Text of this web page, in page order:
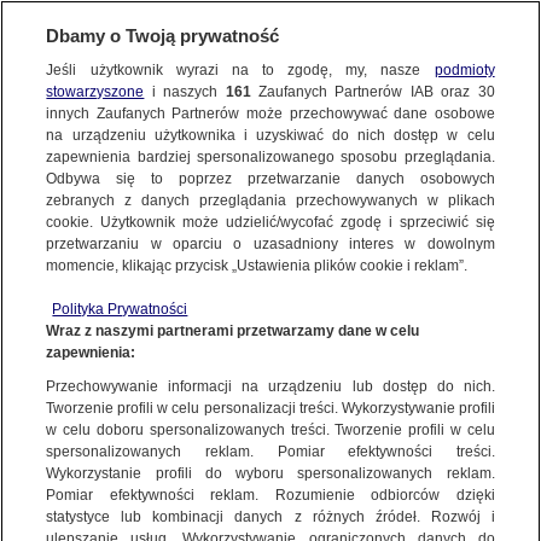
TVN24 | WYBORY DO EUROPARLAMENTU 2024
Szef PKW o przebiegu wyborów
NAJNOWSZE
FAKTY
TVN24 GO
POLSKA
ŚWIAT
miasta:
WARSZAWA
Dzień dobry!
Jedno konto do wszystkich usług
Dbamy o Twoją prywatność
Jeśli użytkownik wyrazi na to zgodę, my, nasze podmioty
stowarzyszone i naszych 161Zaufanych Partnerów IAB oraz 30
innych Zaufanych Partnerów może przechowywać dane osobowe
na urządzeniu użytkownika i uzyskiwać do nich dostęp w celu
zapewnienia bardziej spersonalizowanego sposobu przeglądania.
Odbywa się to poprzez przetwarzanie danych osobowych
zebranych z danych przeglądania przechowywanych w plikach
cookie. Użytkownik może udzielić/wycofać zgodę i sprzeciwić się
przetwarzaniu w oparciu o uzasadniony interes w dowolnym
momencie, klikając przycisk „Ustawienia plików cookie i reklam”.
Polityka Prywatności
Wraz z naszymi partnerami przetwarzamy dane w celu
zapewnienia:
Przechowywanie informacji na urządzeniu lub dostęp do nich.
Tworzenie profili w celu personalizacji treści. Wykorzystywanie profili
w celu doboru spersonalizowanych treści. Tworzenie profili w celu
spersonalizowanych reklam. Pomiar efektywności treści.
Wykorzystanie profili do wyboru spersonalizowanych reklam.
Pomiar efektywności reklam. Rozumienie odbiorców dzięki
statystyce lub kombinacji danych z różnych źródeł. Rozwój i